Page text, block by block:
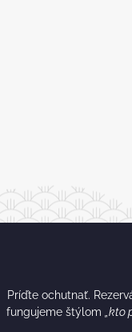
Príďte ochutnať.
fungujeme štýlom
„kto